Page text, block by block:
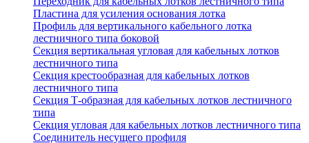
Пластина для усиления основания лотка
Профиль для вертикального кабельного лотка
лестничного типа боковой
Секция вертикальная угловая для кабельных лотков
лестничного типа
Секция крестообразная для кабельных лотков
лестничного типа
Секция Т-образная для кабельных лотков лестничного
типа
Секция угловая для кабельных лотков лестничного типа
Соединитель несущего профиля